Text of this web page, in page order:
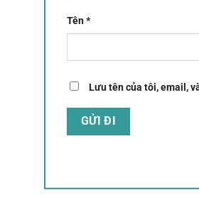
Tên*
Lưu tên của tôi, email,